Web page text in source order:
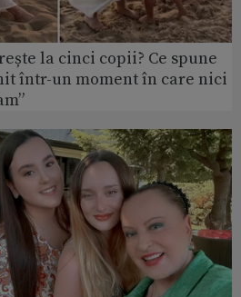
la cinci copii? Ce spune
într-un moment în care nici